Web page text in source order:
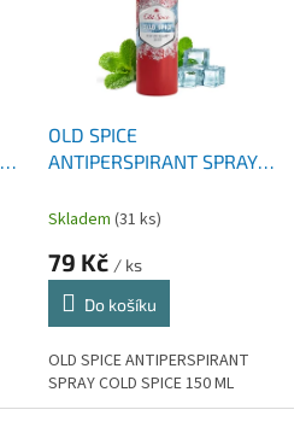
OLD SPICE
ANTIPERSPIRANT SPRAY
Skladem (31 ks)
79 Kč / ks
Do košíku
OLD SPICE ANTIPERSPIRANT
SPRAY COLD SPICE 150 ML